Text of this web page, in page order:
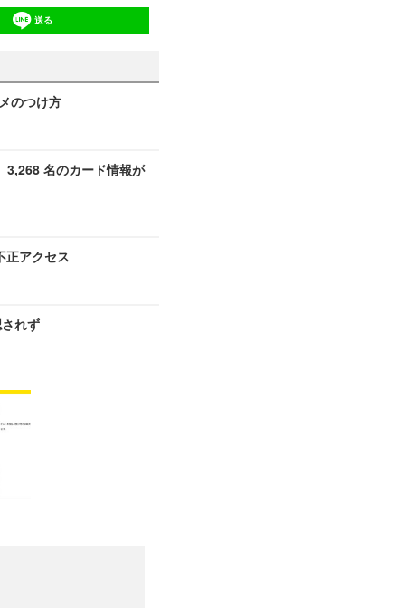
送る
のつけ方
3,268 名のカード情報が
正アクセス
れず